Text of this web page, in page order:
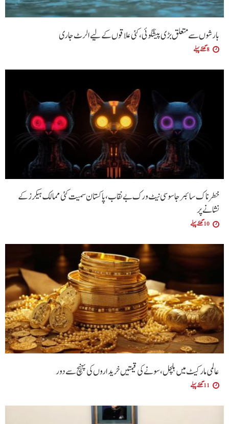
بارشوں سے متعلق بڑی پیشگوئی، کئی علاقوں کے لیے الرٹ جاری
8 گھنٹے پہلے
خطرناک سائبر جاسوسی نیٹ ورک بے نقاب، پاکستان سمیت کئی ممالک ہیکرز کے
نشانے پر
10 گھنٹے پہلے
عالمی مارکیٹ میں ہلچل، سونے کی قیمتیں خریداروں کی پہنچ سے دور
11 گھنٹے پہلے